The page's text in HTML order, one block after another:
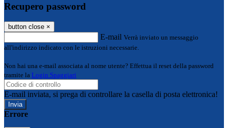
Recupero password
button close ×
E-mail Verrà inviato un messaggio
all'indirizzo indicato con le istruzioni necessarie.
Non hai una e-mail associata al nome utente? Effettua il reset della password
tramite la Login Spaggiari
E-mail inviata, si prega di controllare la casella di posta elettronica!
Errore